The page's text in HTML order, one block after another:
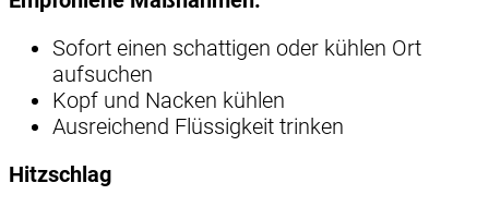
Sofort einen schattigen oder kühlen Ort
aufsuchen
Kopf und Nacken kühlen
Ausreichend Flüssigkeit trinken
Hitzschlag